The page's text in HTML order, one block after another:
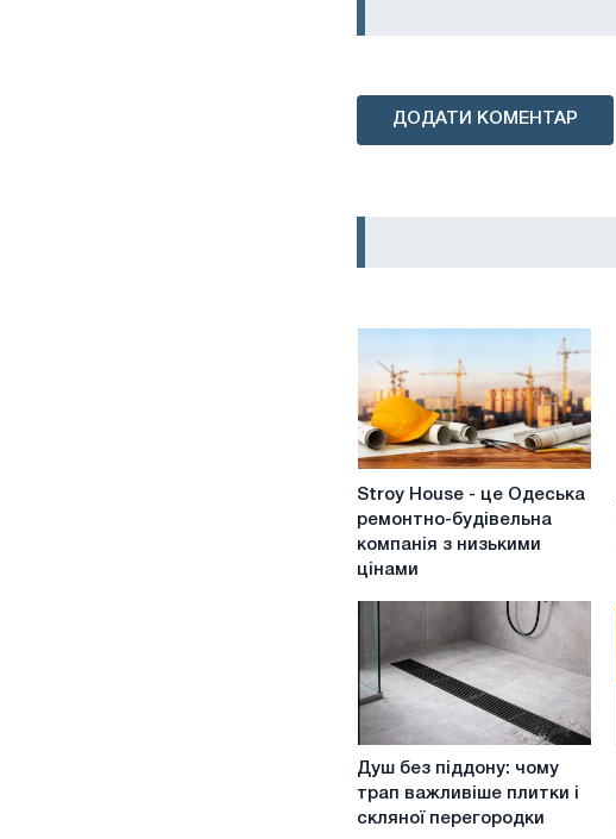
ДОДАТИ КОМЕНТАР
House
-
Одеська
компанія
з
низькими
цінами
Stroy House - це Одеська
ремонтно-будівельна
компанія з низькими
цінами
Душ
без
піддону:
Душ без піддону: чому
трап важливіше плитки і
скляної перегородки